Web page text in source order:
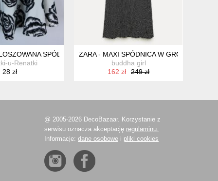
SPÓDNICA MINI 8 / 36
u-Renatki
28 zł
ZARA - MAXI SPÓDNICA W GROSZKI - XS/S
buddha girl
162 zł
249 zł
@ 2005-2026 DecoBazaar. Korzystanie z
serwisu oznacza akceptację regulaminu.
Informacje: dane osobowe i pliki cookies